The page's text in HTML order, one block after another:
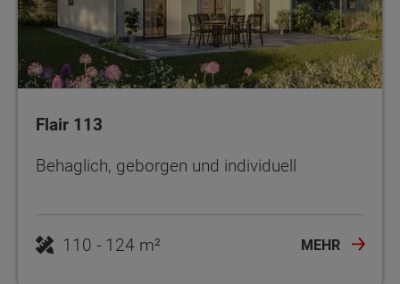
Flair 113
Behaglich, geborgen und individuell
110 - 124 m² MEHR